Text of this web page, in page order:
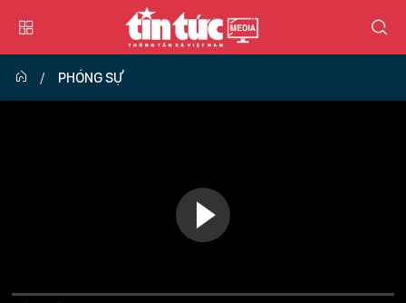
PHÓNG SỰ